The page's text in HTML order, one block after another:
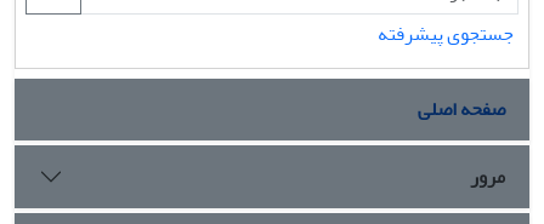
جستجوی پیشرفته
صفحه اصلی
مرور